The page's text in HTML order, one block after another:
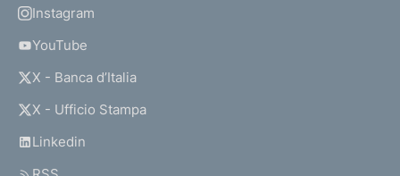
Instagram
YouTube
X - Banca d’Italia
X - Ufficio Stampa
Linkedin